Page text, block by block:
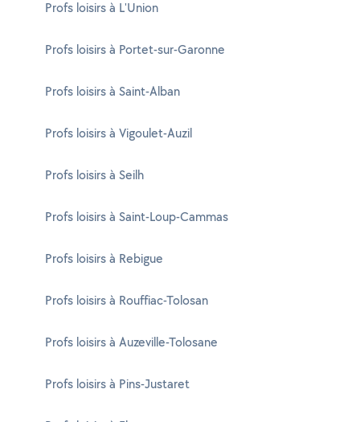
Profs loisirs à L'Union
Profs loisirs à Portet-sur-Garonne
Profs loisirs à Saint-Alban
Profs loisirs à Vigoulet-Auzil
Profs loisirs à Seilh
Profs loisirs à Saint-Loup-Cammas
Profs loisirs à Rebigue
Profs loisirs à Rouffiac-Tolosan
Profs loisirs à Auzeville-Tolosane
Profs loisirs à Pins-Justaret